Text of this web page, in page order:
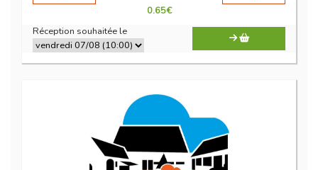
0.65€
Réception souhaitée le